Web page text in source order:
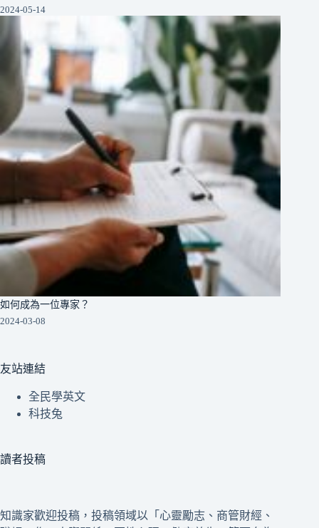
2024-05-14
如何成為一位專家？
2024-03-08
友站連結
全民學英文
科技兔
讀者投稿
知識家歡迎投稿，投稿領域以「心靈勵志、商管財經、